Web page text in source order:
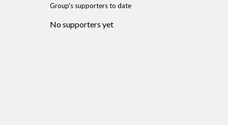
Group's supporters to date
No supporters yet